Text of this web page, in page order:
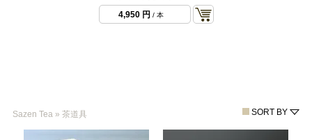
4,950 円 / 本
Sazen Tea » 茶道具 SORT BY